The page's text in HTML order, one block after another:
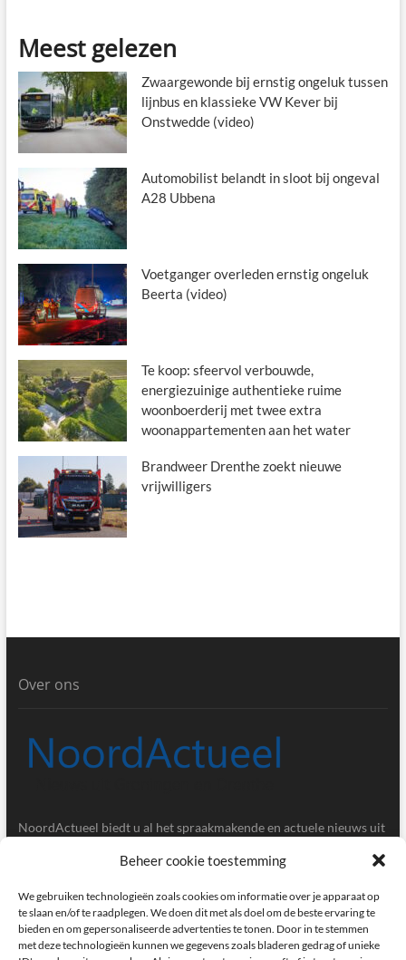
Beheer cookie toestemming
We gebruiken technologieën zoals cookies om informatie over je apparaat op
te slaan en/of te raadplegen. We doen dit met als doel om de beste ervaring te
bieden en om gepersonaliseerde advertenties te tonen. Door in te stemmen
met deze technologieën kunnen we gegevens zoals bladeren gedrag of unieke
Meest gelezen
Zwaargewonde bij ernstig ongeluk tussen
lijnbus en klassieke VW Kever bij
Onstwedde (video)
Automobilist belandt in sloot bij ongeval
A28 Ubbena
Voetganger overleden ernstig ongeluk
Beerta (video)
Te koop: sfeervol verbouwde,
energiezuinige authentieke ruime
woonboerderij met twee extra
woonappartementen aan het water
Brandweer Drenthe zoekt nieuwe
vrijwilligers
Over ons
NoordActueel biedt u al het spraakmakende en actuele nieuws uit
Gegevens
Postbus 5020, 9700GA, Groningen